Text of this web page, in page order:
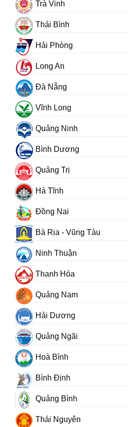
Trà Vinh
Thái Bình
Hải Phòng
Long An
Đà Nẵng
Vĩnh Long
Quảng Ninh
Bình Dương
Quảng Trị
Hà Tĩnh
Đồng Nai
Bà Rịa - Vũng Tàu
Ninh Thuận
Thanh Hóa
Quảng Nam
Hải Dương
Quảng Ngãi
Hoà Bình
Bình Định
Quảng Bình
Thái Nguyên